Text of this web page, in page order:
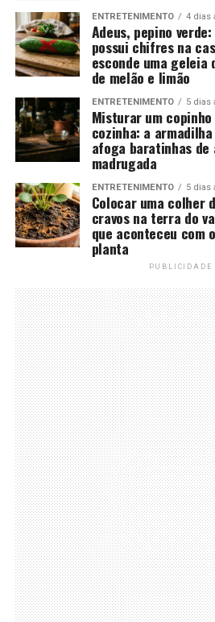
ENTRETENIMENTO 4 dias
Adeus, pepino
possui chifres na
esconde uma geleia
de melão e limão
ENTRETENIMENTO 5 dias
Misturar um
cozinha: a
afoga baratinhas de
madrugada
ENTRETENIMENTO 5 dias
Colocar uma colher
cravos na terra do
que aconteceu com
planta
PUBLICIDADE